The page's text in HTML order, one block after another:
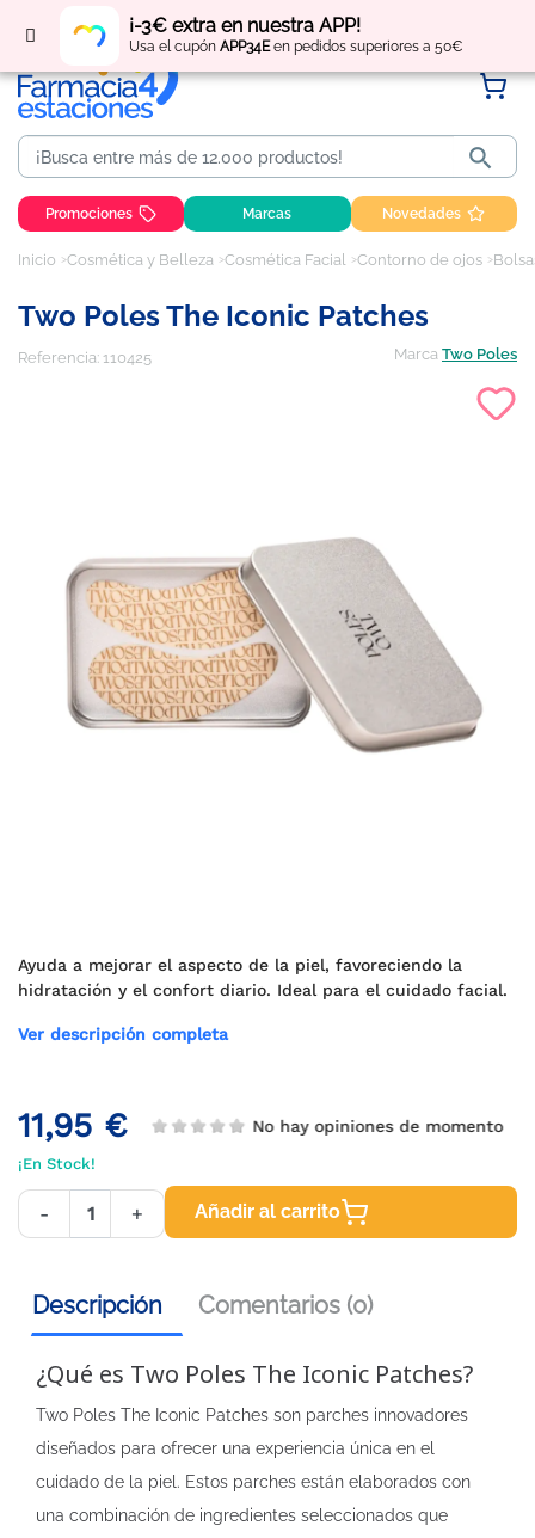
¡-3€ extra en nuestra APP!
Usa el cupón APP34Een pedidos superiores a 50€
Regístratey obtén puntos por tus compras

Promociones Marcas Novedades
Inicio Cosmética y Belleza Cosmética Facial Contorno de ojos
Two Poles The Iconic Patches
Referencia: 110425 Marca Two Poles
Ayuda a mejorar el aspecto de la piel, favoreciendo la
hidratación y el confort diario. Ideal para el cuidado facial.
Ver descripción completa
11,95 € No hay opiniones de momento
¡En Stock!
- + Añadir al carrito
Descripción Comentarios (0)
¿Qué es Two Poles The Iconic Patches?
Two Poles The Iconic Patches son parches innovadores
diseñados para ofrecer una experiencia única en el
cuidado de la piel. Estos parches están elaborados con
una combinación de ingredientes seleccionados que